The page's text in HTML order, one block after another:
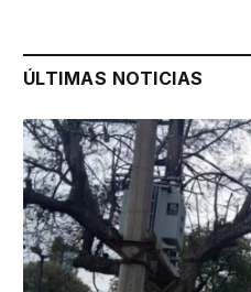
ÚLTIMAS NOTICIAS